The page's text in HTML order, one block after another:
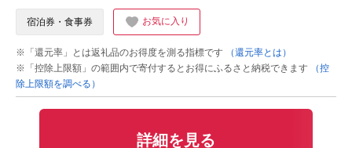
宿泊券・食事券 お気に入り
※「還元率」とは返礼品のお得度を測る指標です
（還元率とは）
※「控除上限額」の範囲内で寄付するとお得にふるさと納税できます
（控
除上限額を調べる）
詳細を見る